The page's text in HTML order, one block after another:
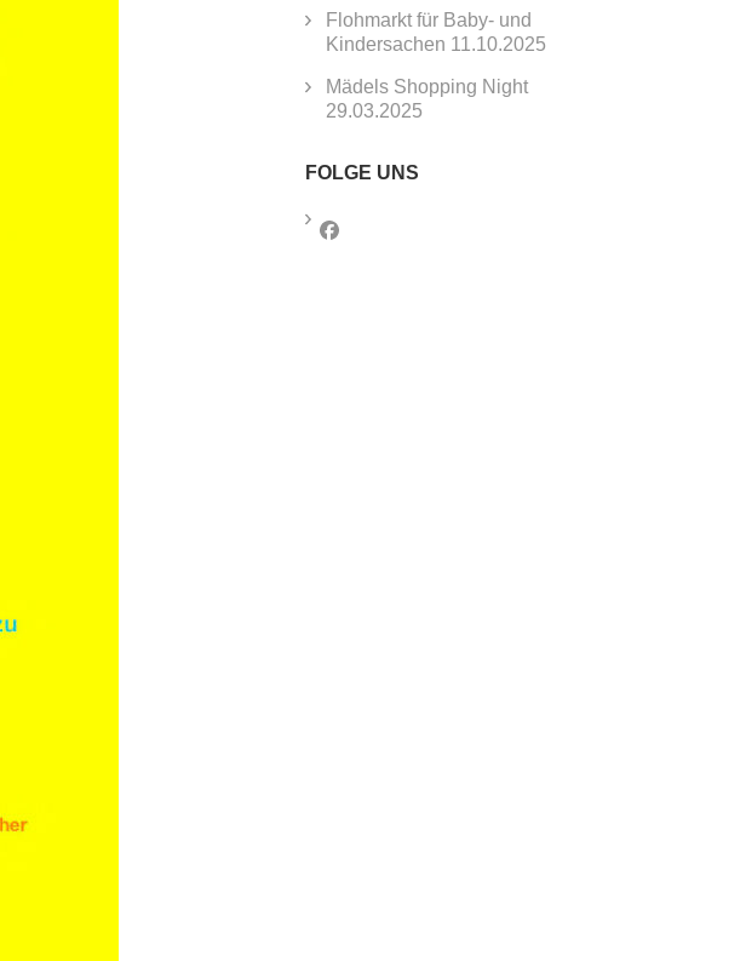
Flohmarkt für Baby- und
Kindersachen 11.10.2025
Mädels Shopping Night
29.03.2025
FOLGE UNS